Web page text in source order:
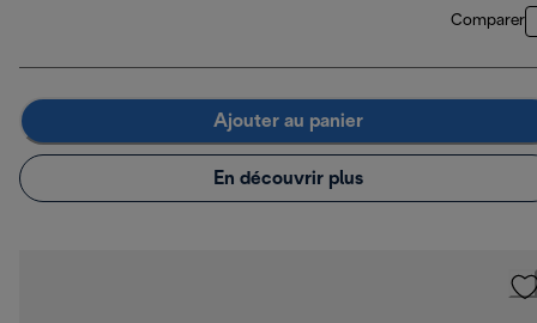
Comparer
Ajouter au panier
En découvrir plus